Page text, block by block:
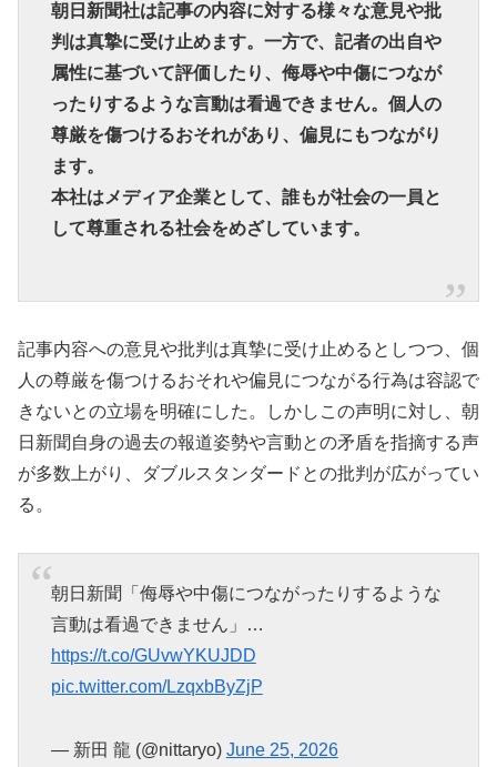
朝日新聞社は記事の内容に対する様々な意見や批
判は真摯に受け止めます。一方で、記者の出自や
属性に基づいて評価したり、侮辱や中傷につなが
ったりするような言動は看過できません。個人の
尊厳を傷つけるおそれがあり、偏見にもつながり
ます。
本社はメディア企業として、誰もが社会の一員と
して尊重される社会をめざしています。
記事内容への意見や批判は真摯に受け止めるとしつつ、個
人の尊厳を傷つけるおそれや偏見につながる行為は容認で
きないとの立場を明確にした。しかしこの声明に対し、朝
日新聞自身の過去の報道姿勢や言動との矛盾を指摘する声
が多数上がり、ダブルスタンダードとの批判が広がってい
る。
朝日新聞「侮辱や中傷につながったりするような
言動は看過できません」…
https://t.co/GUvwYKUJDD
pic.twitter.com/LzqxbByZjP
— 新田 龍 (@nittaryo) June 25, 2026